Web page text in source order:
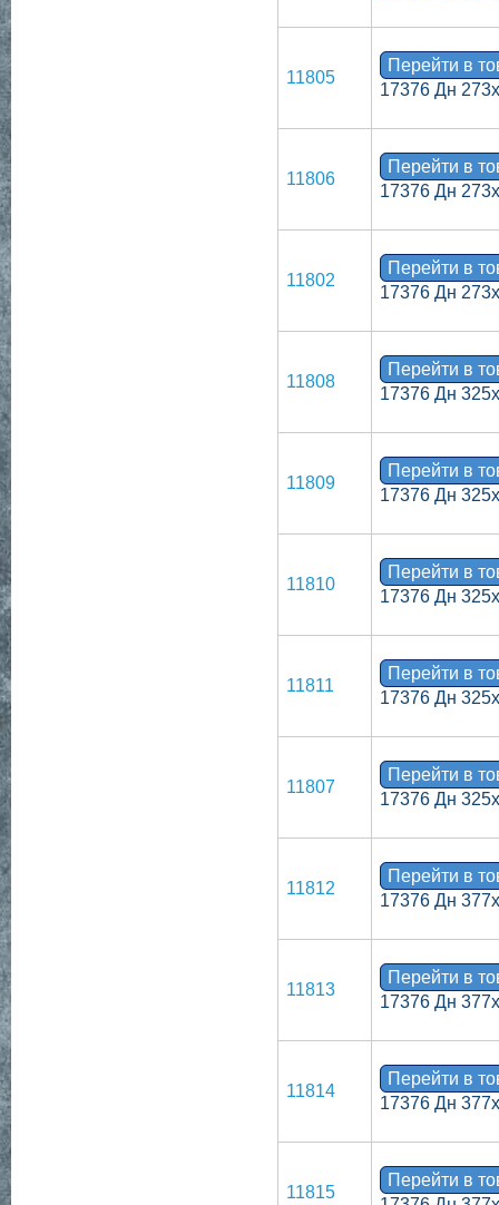
11805
Перейти в
17376 Дн
11806
Перейти в
17376 Дн
11802
Перейти в
17376 Дн
11808
Перейти в
17376 Дн
11809
Перейти в
17376 Дн
11810
Перейти в
17376 Дн
11811
Перейти в
17376 Дн
11807
Перейти в
17376 Дн
11812
Перейти в
17376 Дн
11813
Перейти в
17376 Дн
11814
Перейти в
17376 Дн
11815
Перейти в